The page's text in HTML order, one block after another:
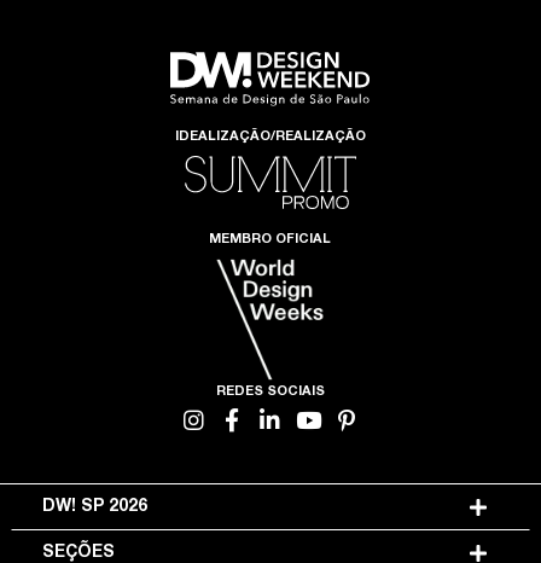
IDEALIZAÇÃO/REALIZAÇÃO
MEMBRO OFICIAL
REDES SOCIAIS
DW! SP 2026
SEÇÕES